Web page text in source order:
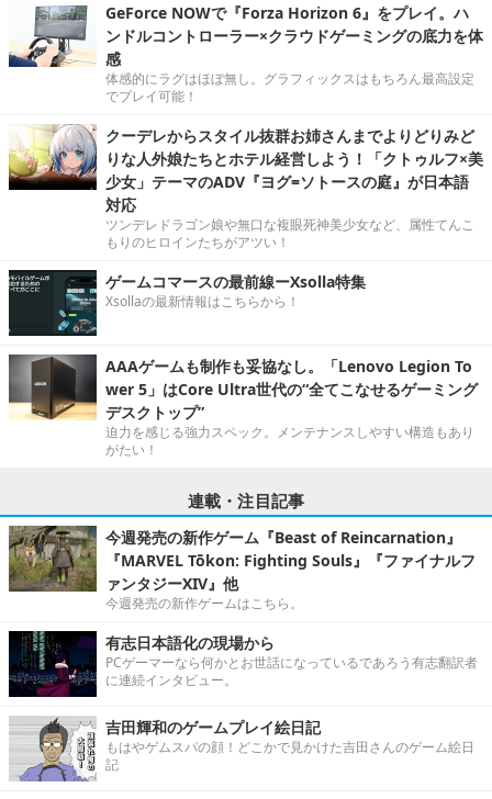
GeForce NOWで『Forza Horizon 6』をプレイ。ハ
ンドルコントローラー×クラウドゲーミングの底力を体
感
体感的にラグはほぼ無し。グラフィックスはもちろん最高設定
でプレイ可能！
クーデレからスタイル抜群お姉さんまでよりどりみど
りな人外娘たちとホテル経営しよう！「クトゥルフ×美
少女」テーマのADV『ヨグ=ソトースの庭』が日本語
対応
ツンデレドラゴン娘や無口な複眼死神美少女など、属性てんこ
もりのヒロインたちがアツい！
ゲームコマースの最前線ーXsolla特集
Xsollaの最新情報はこちらから！
AAAゲームも制作も妥協なし。「Lenovo Legion To
wer 5」はCore Ultra世代の“全てこなせるゲーミング
デスクトップ”
迫力を感じる強力スペック。メンテナンスしやすい構造もあり
がたい！
連載・注目記事
今週発売の新作ゲーム『Beast of Reincarnation』
『MARVEL Tōkon: Fighting Souls』『ファイナルフ
ァンタジーXIV』他
今週発売の新作ゲームはこちら。
有志日本語化の現場から
PCゲーマーなら何かとお世話になっているであろう有志翻訳者
に連続インタビュー。
吉田輝和のゲームプレイ絵日記
もはやゲムスパの顔！どこかで見かけた吉田さんのゲーム絵日
記